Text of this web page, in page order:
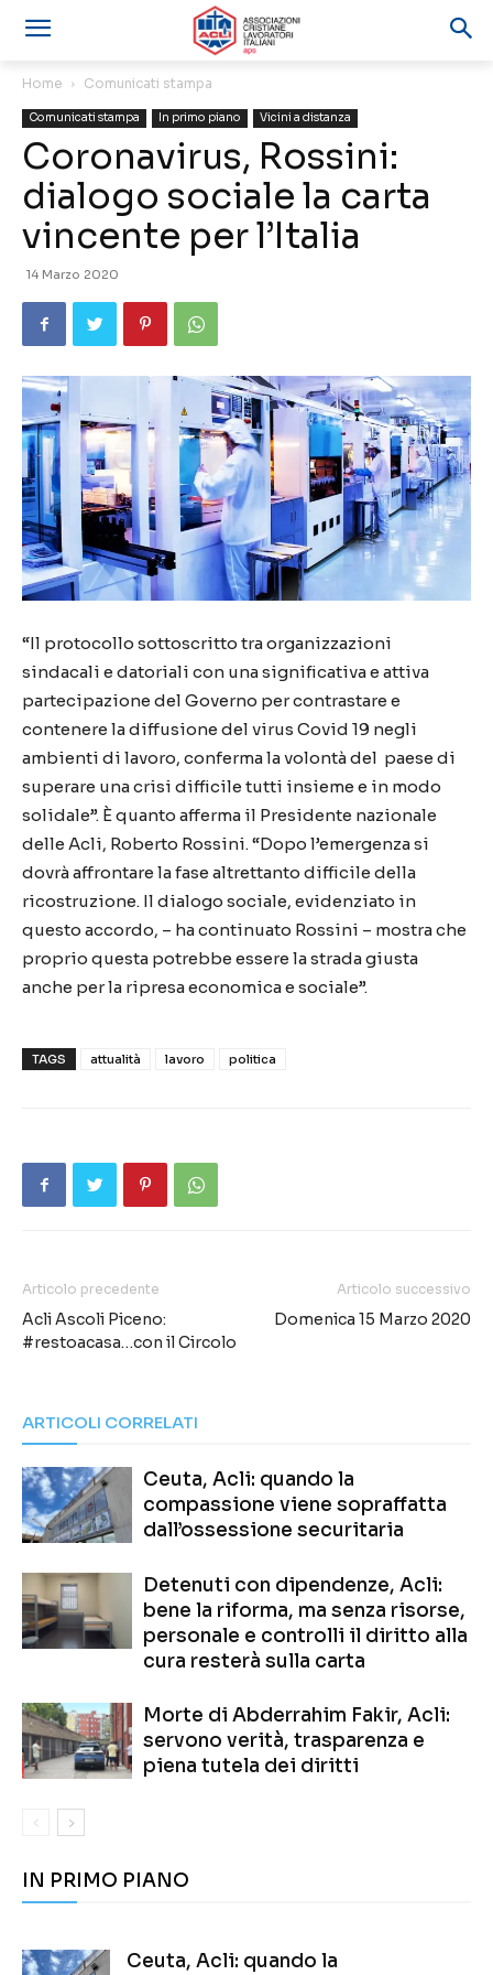
Home Comunicati stampa
Comunicati stampa In primo piano Vicini a distanza
Coronavirus, Rossini:
dialogo sociale la carta
vincente per l’Italia
14 Marzo 2020
“Il protocollo sottoscritto tra organizzazioni
sindacali e datoriali con una significativa e attiva
partecipazione del Governo per contrastare e
contenere la diffusione del virus Covid 19 negli
ambienti di lavoro, conferma la volontà del paese di
superare una crisi difficile tutti insieme e in modo
solidale”. È quanto afferma il Presidente nazionale
delle Acli, Roberto Rossini. “Dopo l’emergenza si
dovrà affrontare la fase altrettanto difficile della
ricostruzione. Il dialogo sociale, evidenziato in
questo accordo, – ha continuato Rossini – mostra che
proprio questa potrebbe essere la strada giusta
anche per la ripresa economica e sociale”.
TAGS attualità lavoro politica
Articolo precedente
Acli Ascoli Piceno:
#restoacasa…con il Circolo
Articolo successivo
Domenica 15 Marzo 2020
ARTICOLI CORRELATI
Ceuta, Acli: quando la
compassione viene sopraffatta
dall’ossessione securitaria
Detenuti con dipendenze, Acli:
bene la riforma, ma senza risorse,
personale e controlli il diritto alla
cura resterà sulla carta
Morte di Abderrahim Fakir, Acli:
servono verità, trasparenza e
piena tutela dei diritti
IN PRIMO PIANO
Ceuta, Acli: quando la